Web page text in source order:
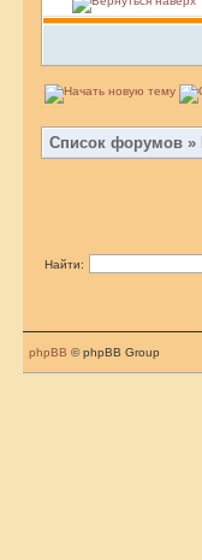
Список форумов »
Найти:
phpBB © phpBB Group